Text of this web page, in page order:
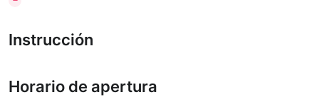
Instrucción
Horario de apertura